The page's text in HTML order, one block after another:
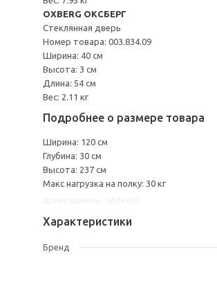
OXBERG ОКСБЕРГ
Стеклянная дверь
Номер товара: 003.834.09
Ширина: 40 см
Высота: 3 см
Длина: 54 см
Вес: 2.11 кг
Подробнее о размере товара
Ширина: 120 см
Глубина: 30 см
Высота: 237 см
Макс нагрузка на полку: 30 кг
Характеристики
Бренд